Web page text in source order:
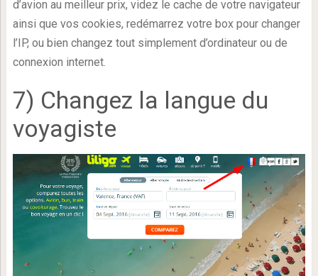
d’avion au meilleur prix, videz le cache de votre navigateur
ainsi que vos cookies, redémarrez votre box pour changer
l’IP, ou bien changez tout simplement d’ordinateur ou de
connexion internet.
7) Changez la langue du
voyagiste